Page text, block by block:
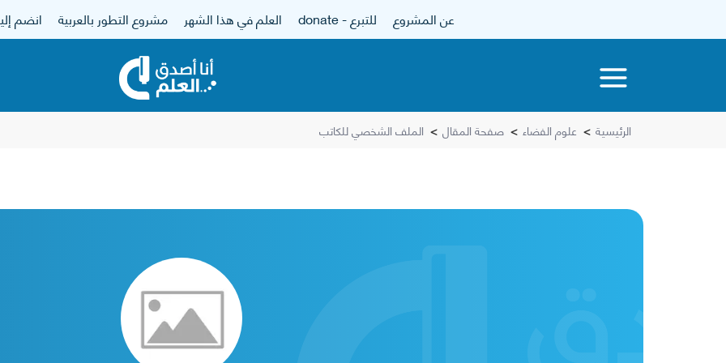
عن المشروع للتبرع - donate العلم في هذا الشهر مشروع التطور بالعربية انضم
الرئيسية > علوم الفضاء > صفحة المقال > الملف الشخصي للكاتب